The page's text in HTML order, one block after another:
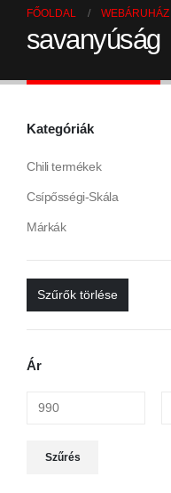
FŐOLDAL WEBÁRUHÁZ
savanyúság
Kategóriák
Chili termékek
Csípősségi-Skála
Márkák
Szűrők törlése
Ár
Szűrés